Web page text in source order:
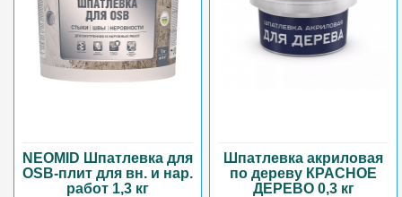
NEOMID Шпатлевка для
OSB-плит для вн. и нар.
работ 1,3 кг
Шпатлевка акриловая
по дереву КРАСНОЕ
ДЕРЕВО 0,3 кг